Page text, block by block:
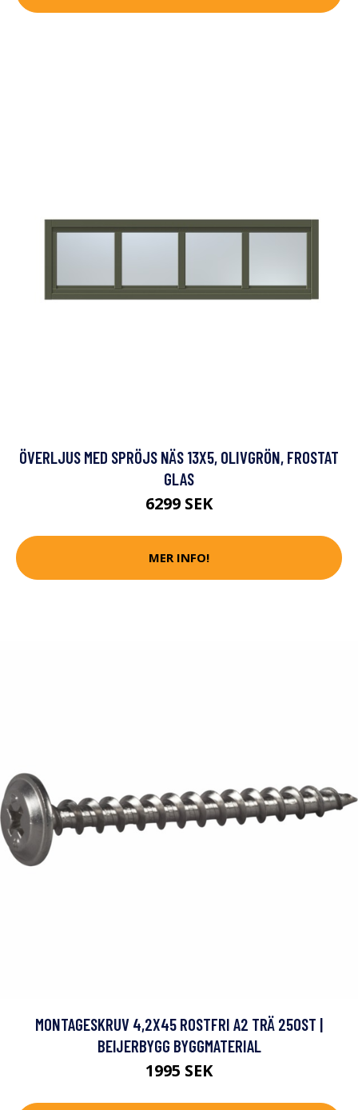
ÖVERLJUS MED SPRÖJS NÄS 13X5, OLIVGRÖN, FROSTAT
GLAS
6299 SEK
MER INFO!
MONTAGESKRUV 4,2X45 ROSTFRI A2 TRÄ 250ST |
BEIJERBYGG BYGGMATERIAL
1995 SEK